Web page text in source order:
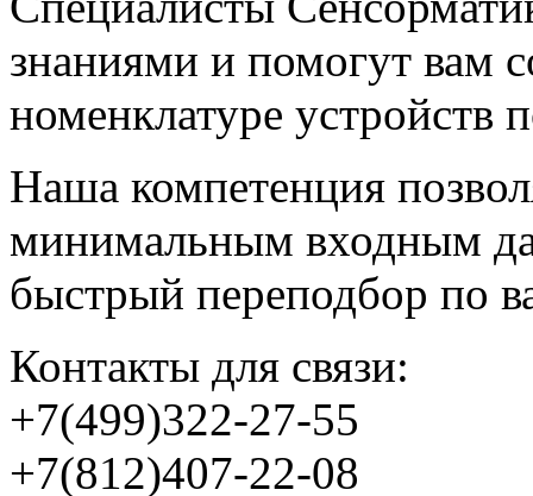
знаниями и помогут вам
номенклатуре устройств
Наша компетенция
минимальным входным
быстрый переподбор по
Контакты для связи:
+7(499)322-27-55
+7(812)407-22-08